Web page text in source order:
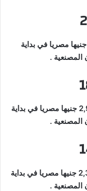
وسجل سعر جرام الذهب عيار 21 ، 3,460 جنيها مصريا في بداية
المصنعية .
وسجل سعر جرام الذهب عيار 18 ، 2,965.75 جنيها مصريا في بداية
المصنعية .
وسجل سعر جرام الذهب عيار 14 ، 2,306.75 جنيها مصريا في بداية
المصنعية .